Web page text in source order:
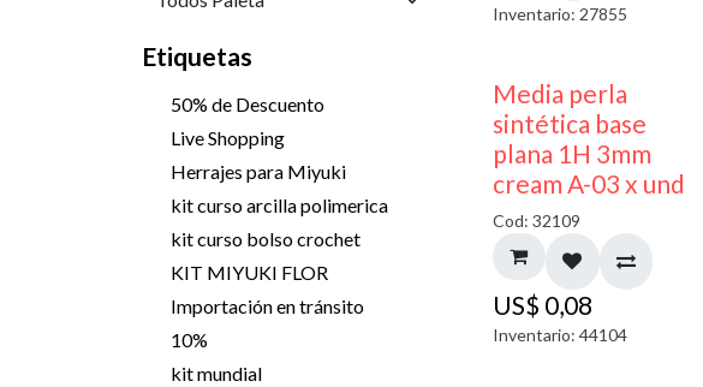
Etiquetas
50% de Descuento
Live Shopping
Herrajes para Miyuki
kit curso arcilla polimerica
kit curso bolso crochet
KIT MIYUKI FLOR
Importación en tránsito
10%
kit mundial
Inventario: 27855
Media perla
sintética base
plana 1H 3mm
cream A-03 x und
Cod: 32109
US$ 0,08
Inventario: 44104